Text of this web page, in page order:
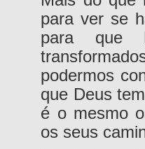
para ver se
para que
podermos
que Deus
é o mesmo
os seus